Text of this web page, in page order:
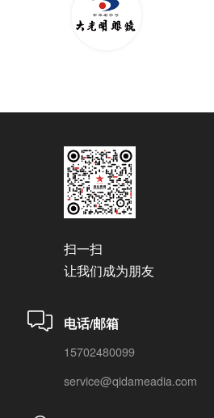
扫一扫
让我们成为朋友
电话/邮箱
15702480099
service@qidameadia.com